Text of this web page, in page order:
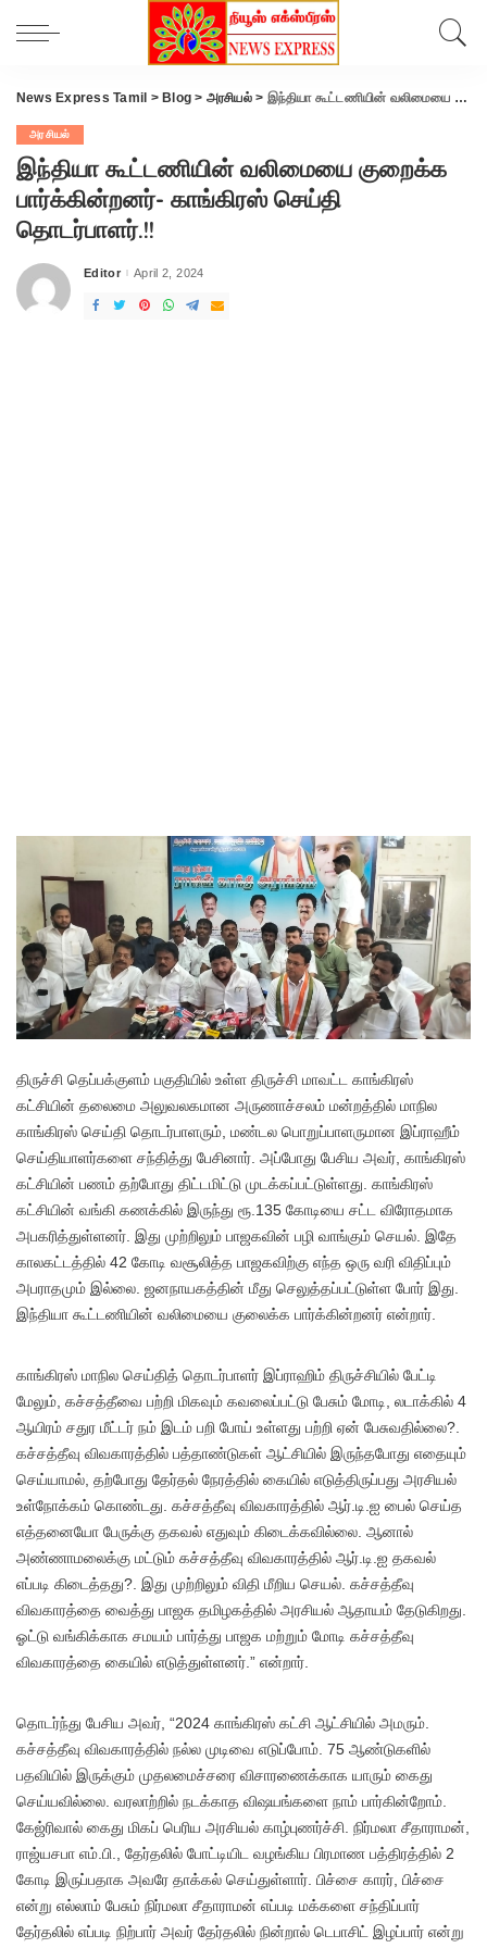
News Express Tamil > Blog > அரசியல்> இந்தியா கூட்டணியின் வலிமையை குறைக்க பார்க்கின்றனர்- காங்கிரஸ் செய்தி தொடர்பாளர்.!!
அரசியல்
இந்தியா கூட்டணியின் வலிமையை குறைக்க
பார்க்கின்றனர்- காங்கிரஸ் செய்தி
தொடர்பாளர்.!!
Posted
Editor April 2, 2024
திருச்சி தெப்பக்குளம் பகுதியில் உள்ள திருச்சி மாவட்ட காங்கிரஸ்
கட்சியின் தலைமை அலுவலகமான அருணாச்சலம் மன்றத்தில் மாநில
காங்கிரஸ் செய்தி தொடர்பாளரும், மண்டல பொறுப்பாளருமான இப்ராஹீம்
செய்தியாளர்களை சந்தித்து பேசினார். அப்போது பேசிய அவர், காங்கிரஸ்
கட்சியின் பணம் தற்போது திட்டமிட்டு முடக்கப்பட்டுள்ளது. காங்கிரஸ்
கட்சியின் வங்கி கணக்கில் இருந்து ரூ.135 கோடியை சட்ட விரோதமாக
அபகரித்துள்ளனர். இது முற்றிலும் பாஜகவின் பழி வாங்கும் செயல். இதே
காலகட்டத்தில் 42 கோடி வசூலித்த பாஜகவிற்கு எந்த ஒரு வரி விதிப்பும்
அபராதமும் இல்லை. ஜனநாயகத்தின் மீது செலுத்தப்பட்டுள்ள போர் இது.
இந்தியா கூட்டணியின் வலிமையை குலைக்க பார்க்கின்றனர் என்றார்.
காங்கிரஸ் மாநில செய்தித் தொடர்பாளர் இப்ராஹிம் திருச்சியில் பேட்டி
மேலும், கச்சத்தீவை பற்றி மிகவும் கவலைப்பட்டு பேசும் மோடி, லடாக்கில் 4
ஆயிரம் சதுர மீட்டர் நம் இடம் பறி போய் உள்ளது பற்றி ஏன் பேசுவதில்லை?.
கச்சத்தீவு விவகாரத்தில் பத்தாண்டுகள் ஆட்சியில் இருந்தபோது எதையும்
செய்யாமல், தற்போது தேர்தல் நேரத்தில் கையில் எடுத்திருப்பது அரசியல்
உள்நோக்கம் கொண்டது. கச்சத்தீவு விவகாரத்தில் ஆர்.டி.ஐ பைல் செய்த
எத்தனையோ பேருக்கு தகவல் எதுவும் கிடைக்கவில்லை. ஆனால்
அண்ணாமலைக்கு மட்டும் கச்சத்தீவு விவகாரத்தில் ஆர்.டி.ஐ தகவல்
எப்படி கிடைத்தது?. இது முற்றிலும் விதி மீறிய செயல். கச்சத்தீவு
விவகாரத்தை வைத்து பாஜக தமிழகத்தில் அரசியல் ஆதாயம் தேடுகிறது.
ஓட்டு வங்கிக்காக சமயம் பார்த்து பாஜக மற்றும் மோடி கச்சத்தீவு
விவகாரத்தை கையில் எடுத்துள்ளனர்.” என்றார்.
தொடர்ந்து பேசிய அவர், “2024 காங்கிரஸ் கட்சி ஆட்சியில் அமரும்.
கச்சத்தீவு விவகாரத்தில் நல்ல முடிவை எடுப்போம். 75 ஆண்டுகளில்
பதவியில் இருக்கும் முதலமைச்சரை விசாரணைக்காக யாரும் கைது
செய்யவில்லை. வரலாற்றில் நடக்காத விஷயங்களை நாம் பார்கின்றோம்.
கேஜ்ரிவால் கைது மிகப் பெரிய அரசியல் காழ்புணர்ச்சி. நிர்மலா சீதாராமன்,
ராஜ்யசபா எம்.பி., தேர்தலில் போட்டியிட வழங்கிய பிரமாண பத்திரத்தில் 2
கோடி இருப்பதாக அவரே தாக்கல் செய்துள்ளார். பிச்சை காரர், பிச்சை
என்று எல்லாம் பேசும் நிர்மலா சீதாராமன் எப்படி மக்களை சந்திப்பார்
தேர்தலில் எப்படி நிற்பார் அவர் தேர்தலில் நின்றால் டெபாசிட் இழப்பார் என்று